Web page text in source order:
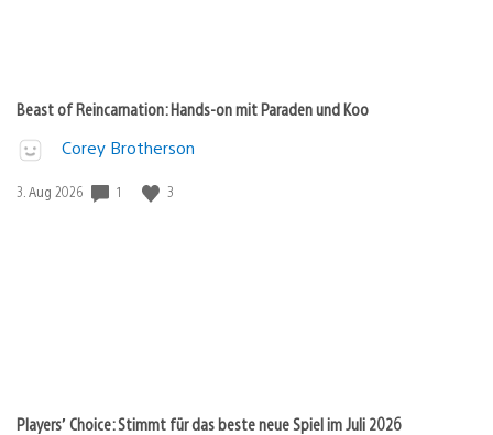
Beast of Reincarnation: Hands-on mit Paraden und Koo
Corey Brotherson
Veröffentlichungsdatum:
3. Aug 2026 1 3
Players’ Choice: Stimmt für das beste neue Spiel im Juli 2026